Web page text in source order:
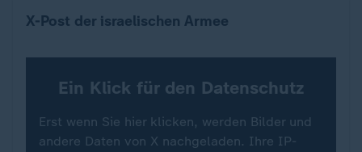
X-Post der israelischen Armee
Ein Klick für den Datenschutz
Erst wenn Sie hier klicken, werden Bilder und
andere Daten von X nachgeladen. Ihre IP-